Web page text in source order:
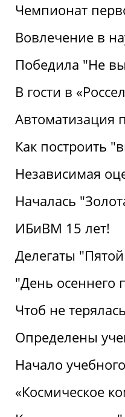
Чемпионат
Вовлечение в
Победила "Не
В гости в
Автоматизация
Как построить
Независимая
Началась
ИБиВМ 15 лет!
Делегаты
"День осеннего
Чтоб не
Определены
Начало
«Космическое